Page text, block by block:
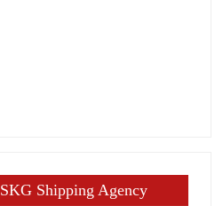
SKG Shipping Agency